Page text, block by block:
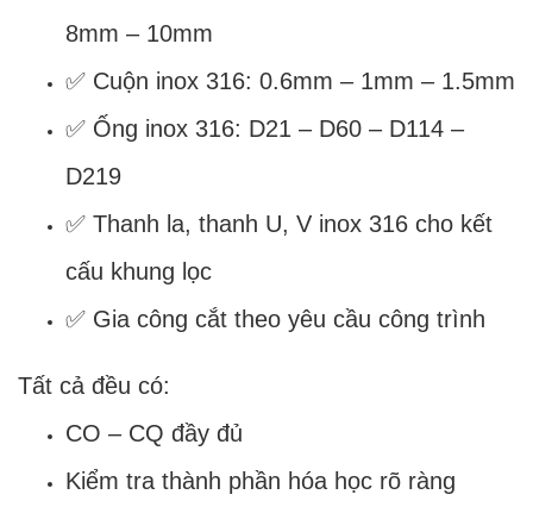
8mm – 10mm
✅ Cuộn inox 316: 0.6mm – 1mm – 1.5mm
✅ Ống inox 316: D21 – D60 – D114 –
D219
✅ Thanh la, thanh U, V inox 316 cho kết
cấu khung lọc
✅ Gia công cắt theo yêu cầu công trình
Tất cả đều có:
CO – CQ đầy đủ
Kiểm tra thành phần hóa học rõ ràng